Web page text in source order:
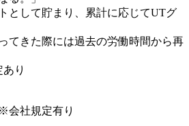
として貯まり、累計に応じてUTグ
てきた際には過去の労働時間から再
り
会社規定有り